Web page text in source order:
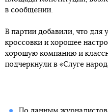
в сообщении.
В партии добавили, что для
кроссовки и хорошее
хорошую компанию и
подчеркнули в «Слуге